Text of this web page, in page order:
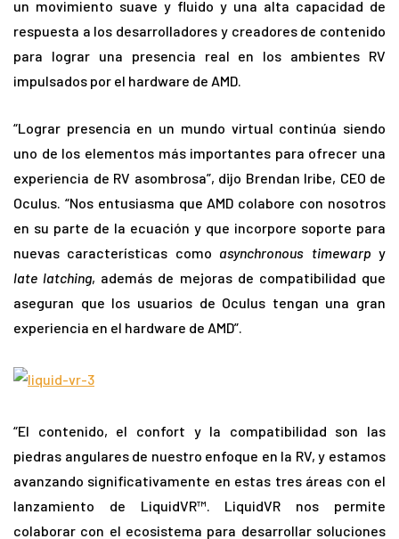
un movimiento suave y fluido y una alta capacidad de
respuesta a los desarrolladores y creadores de contenido
para lograr una presencia real en los ambientes RV
impulsados por el hardware de AMD.
“Lograr presencia en un mundo virtual continúa siendo
uno de los elementos más importantes para ofrecer una
experiencia de RV asombrosa”, dijo Brendan Iribe, CEO de
Oculus. “Nos entusiasma que AMD colabore con nosotros
en su parte de la ecuación y que incorpore soporte para
nuevas características como asynchronous timewarp y
late latching, además de mejoras de compatibilidad que
aseguran que los usuarios de Oculus tengan una gran
experiencia en el hardware de AMD”.
“El contenido, el confort y la compatibilidad son las
piedras angulares de nuestro enfoque en la RV, y estamos
avanzando significativamente en estas tres áreas con el
lanzamiento de LiquidVR™. LiquidVR nos permite
colaborar con el ecosistema para desarrollar soluciones